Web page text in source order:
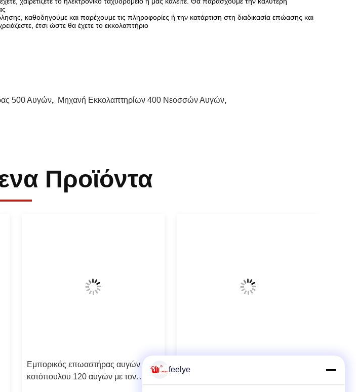
καθοδηγούμε και παρέχουμε τις πληροφορίες ή την κατάρτιση στη διαδικασία επώασης και
έτσι ώστε θα έχετε το εκκολαπτήριο
500 Αυγών, Μηχανή Εκκολαπτηρίων 400 Νεοσσών Αυγών,
Προϊόντα
Εμπορικός επωαστήρας αυγών
κοτόπουλου 120 αυγών με τον
πουλερικών επωαστήρων αυγών
feelye